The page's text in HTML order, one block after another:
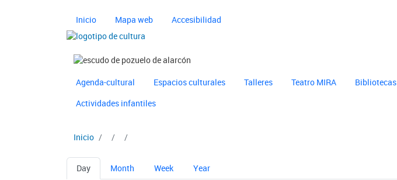
Navegación principal cultura
Inicio Mapa web
Accesibilidad
Imagen
Imagen
Ayuntamiento de Pozuelo
Navegación principal header cultura
Agenda-cultural Espacios culturales Talleres Teatro MIRA Bibliotecas
Actividades infantiles
Inicio
Solapas principales
Day Month Week Year